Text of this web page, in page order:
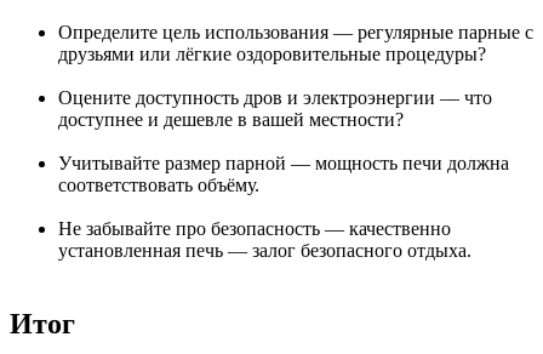
Определите цель использования — регулярные парные с
друзьями или лёгкие оздоровительные процедуры?
Оцените доступность дров и электроэнергии — что
доступнее и дешевле в вашей местности?
Учитывайте размер парной — мощность печи должна
соответствовать объёму.
Не забывайте про безопасность — качественно
установленная печь — залог безопасного отдыха.
Итог